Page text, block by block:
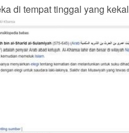
di tempat tinggal yang